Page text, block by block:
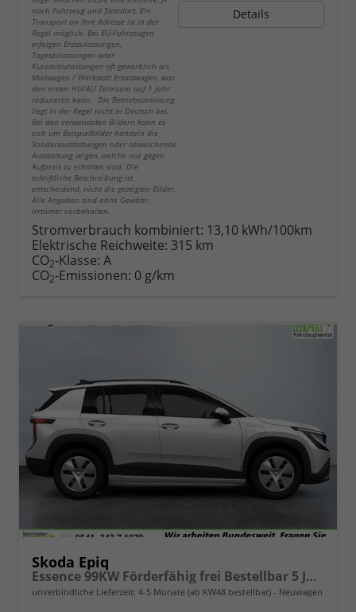
nach Fahrzeug und Standort. Ein
Transport an Ihre Adresse ist in der
Regel möglich. Bei EU-Fahrzeugen
erfolgen Erstzulassungen,
Tageszulassungen oder
Kurzzeitzulassungen oft gewerblich als
Mietwagen / Werkstatt Ersatzwagen, was
den ersten HU/AU Zeitraum auf 1 Jahr
reduzieren kann. Die Betriebsanleitung
liegt in der Regel nicht in Deutsch bei.
Bei den verwendeten Bildern kann es
sich um Beispielbilder handeln die
Sonderausstattungen oder abweichende
Ausstattung zeigen, welche nur gegen
Aufpreis zu erhalten sind. Die
schriftliche Beschreibung ist
entscheidend, nicht die gezeigten Bilder.
Alle Angaben sind ohne Gewähr.
Irrtümer vorbehalten.
Details
Stromverbrauch kombiniert: 13,10 kWh/100km
Elektrische Reichweite: 315 km
CO2-Klasse: A
CO2-Emissionen: 0 g/km
Skoda Epiq
Essence 99KW Förderfähig frei Bestellbar 5 Jahre Garantie
unverbindliche Lieferzeit: 4-5 Monate (ab KW48 bestellbar) Neuwagen